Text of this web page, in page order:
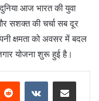
आज भारत की युवा
सशक्त की चर्चा सब दूर
क्षमता को अवसर में बदल
योजना शुरू हुई है।